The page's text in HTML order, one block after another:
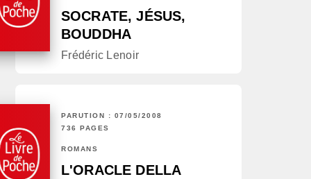
SOCRATE, JÉSUS,
BOUDDHA
Frédéric Lenoir
PARUTION : 07/05/2008
736 PAGES
ROMANS
L'ORACLE DELLA